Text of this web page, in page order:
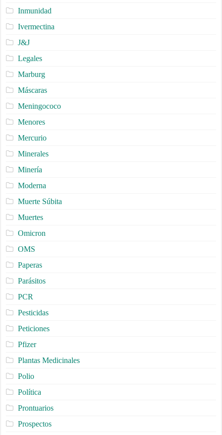
Inmunidad
Ivermectina
J&J
Legales
Marburg
Máscaras
Meningococo
Menores
Mercurio
Minerales
Minería
Moderna
Muerte Súbita
Muertes
Omicron
OMS
Paperas
Parásitos
PCR
Pesticidas
Peticiones
Pfizer
Plantas Medicinales
Polio
Política
Prontuarios
Prospectos